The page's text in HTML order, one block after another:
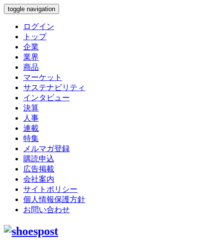
toggle navigation
ログイン
トップ
企業
業界
商品
マーケット
サステナビリティ
インタビュー
決算
人事
連載
特集
メルマガ登録
購読申込
広告掲載
会社案内
サイトポリシー
個人情報保護方針
お問い合わせ